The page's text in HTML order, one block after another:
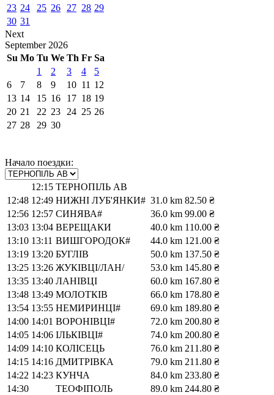
23 24 25 26 27 28 29
30 31
Next
September 2026
Su Mo Tu We Th Fr Sa
1
2 3 4
5
6
7 8 9 10 11 12
13 14 15 16 17 18 19
20 21 22 23 24 25 26
27 28 29 30
Начало поездки:
12:15 ТЕРНОПІЛЬ АВ
12:48 12:49 НИЖНІ ЛУБ'ЯНКИ# 31.0 km 82.50 ₴
12:56 12:57 СИНЯВА# 36.0 km 99.00 ₴
13:03 13:04 ВЕРЕЩАКИ 40.0 km 110.00 ₴
13:10 13:11 ВИШГОРОДОК# 44.0 km 121.00 ₴
13:19 13:20 БУГЛІВ 50.0 km 137.50 ₴
13:25 13:26 ЖУКІВЦІ/ЛАН/ 53.0 km 145.80 ₴
13:35 13:40 ЛАНІВЦІ 60.0 km 167.80 ₴
13:48 13:49 МОЛОТКІВ 66.0 km 178.80 ₴
13:54 13:55 НЕМИРИНЦІ# 69.0 km 189.80 ₴
14:00 14:01 ВОРОНІВЦІ# 72.0 km 200.80 ₴
14:05 14:06 ІЛЬКІВЦІ# 74.0 km 200.80 ₴
14:09 14:10 КОЛІСЕЦЬ 76.0 km 211.80 ₴
14:15 14:16 ДМИТРІВКА 79.0 km 211.80 ₴
14:22 14:23 КУНЧА 84.0 km 233.80 ₴
14:30
ТЕОФІПОЛЬ 89.0 km 244.80 ₴